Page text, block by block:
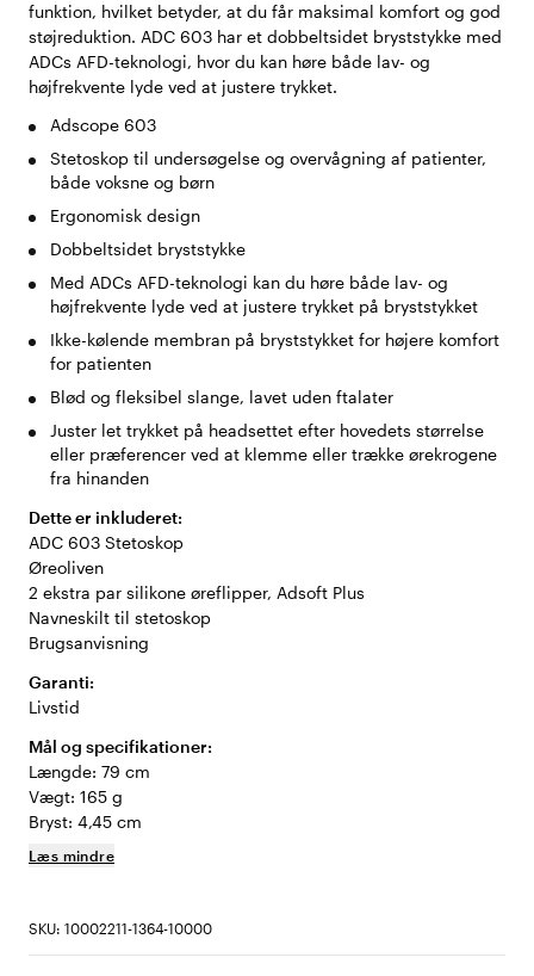
funktion, hvilket betyder, at du får maksimal komfort og god
støjreduktion. ADC 603 har et dobbeltsidet bryststykke med
ADCs AFD-teknologi, hvor du kan høre både lav- og
højfrekvente lyde ved at justere trykket.
Adscope 603
Stetoskop til undersøgelse og overvågning af patienter,
både voksne og børn
Ergonomisk design
Dobbeltsidet bryststykke
Med ADCs AFD-teknologi kan du høre både lav- og
højfrekvente lyde ved at justere trykket på bryststykket
Ikke-kølende membran på bryststykket for højere komfort
for patienten
Blød og fleksibel slange, lavet uden ftalater
Juster let trykket på headsettet efter hovedets størrelse
eller præferencer ved at klemme eller trække ørekrogene
fra hinanden
Dette er inkluderet:
ADC 603 Stetoskop
Øreoliven
2 ekstra par silikone øreflipper, Adsoft Plus
Navneskilt til stetoskop
Brugsanvisning
Garanti:
Livstid
Mål og specifikationer:
Længde: 79 cm
Vægt: 165 g
Bryst: 4,45 cm
Læs mindre
SKU: 10002211-1364-10000